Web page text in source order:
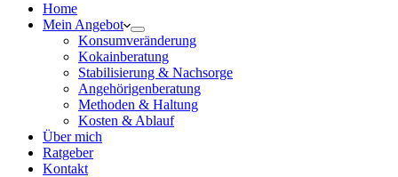
Home
Mein Angebot
Konsumveränderung
Kokainberatung
Stabilisierung & Nachsorge
Angehörigenberatung
Methoden & Haltung
Kosten & Ablauf
Über mich
Ratgeber
Kontakt